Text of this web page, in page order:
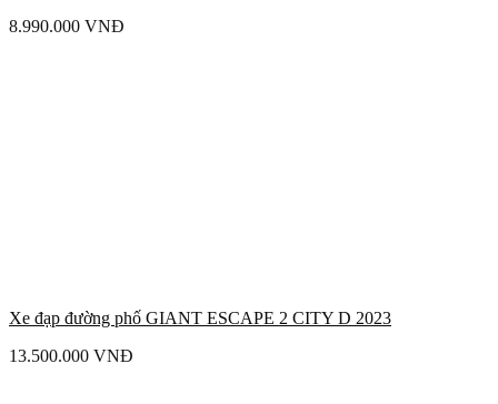
8.990.000 VNĐ
Xe đạp đường phố GIANT ESCAPE 2 CITY D 2023
13.500.000 VNĐ